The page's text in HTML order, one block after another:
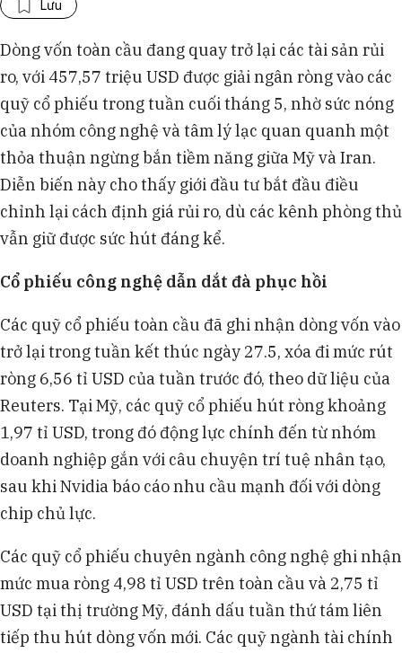
Lưu
Dòng vốn toàn cầu đang quay trở lại các tài sản rủi
ro, với 457,57 triệu USD được giải ngân ròng vào các
quỹ cổ phiếu trong tuần cuối tháng 5, nhờ sức nóng
của nhóm công nghệ và tâm lý lạc quan quanh một
thỏa thuận ngừng bắn tiềm năng giữa Mỹ và Iran.
Diễn biến này cho thấy giới đầu tư bắt đầu điều
chỉnh lại cách định giá rủi ro, dù các kênh phòng thủ
vẫn giữ được sức hút đáng kể.
Cổ phiếu công nghệ dẫn dắt đà phục hồi
Các quỹ cổ phiếu toàn cầu đã ghi nhận dòng vốn vào
trở lại trong tuần kết thúc ngày 27.5, xóa đi mức rút
ròng 6,56 tỉ USD của tuần trước đó, theo dữ liệu của
Reuters. Tại Mỹ, các quỹ cổ phiếu hút ròng khoảng
1,97 tỉ USD, trong đó động lực chính đến từ nhóm
doanh nghiệp gắn với câu chuyện trí tuệ nhân tạo,
sau khi Nvidia báo cáo nhu cầu mạnh đối với dòng
chip chủ lực.
Các quỹ cổ phiếu chuyên ngành công nghệ ghi nhận
mức mua ròng 4,98 tỉ USD trên toàn cầu và 2,75 tỉ
USD tại thị trường Mỹ, đánh dấu tuần thứ tám liên
tiếp thu hút dòng vốn mới. Các quỹ ngành tài chính